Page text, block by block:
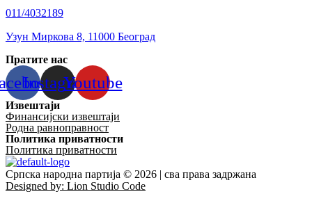
011/4032189
Узун Миркова 8, 11000 Београд
Пратите нас
InstagramYoutube
Извештаји
Финансијски извештаји
Родна равноправност
Политика приватности
Политика приватности
Српска народна партија © 2026 | сва права задржана
Designed by: Lion Studio Code